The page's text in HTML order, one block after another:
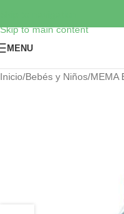
Skip to main content
MENU
Inicio/Bebés y Niños/MEMA